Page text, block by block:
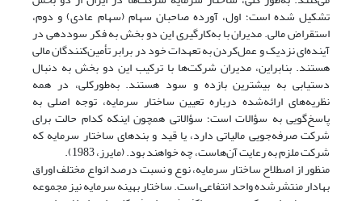
تشکیل شده است؛ اول، آورده صاحبان سهام (سهام عادی) و دوم،
استقراض مالی. مدیران با به‌کارگیری این دو بخش به فکر سوددهی در
آینده‌ای نزدیک و عمل‌کردن به تعهدات خود در برابر تأمین‌کنندگان مالی
هستند. بنابراین، مدیران شرکت‌ها با ترکیب این دو بخش به دنبال
دستیابی به بیشترین بازده و سود هستند. به‌طورکلی، در همه
نظریه‌های ارائه‌شده درباره تعیین ساختار سرمایه، توجه اصلی به
پاسخ‌گویی به سؤالات است؛ سؤالاتی همچون اینکه کدام حالت برای
شرکت صرفه‌جویی مالیاتی دارد، یا قید و بندهای ساختار سرمایه که
شرکت ملزم به رعایت آن‌هاست، چه خواهند بود. (مایرز، 1983).
منظور از اصطلاح ساختار سرمایه، نوع و نسبت درصد انواع مختلف اوراق
بهادار منتشرشده واحد انتفاعی است. ساختار بهینه سرمایه نیز مجموعه